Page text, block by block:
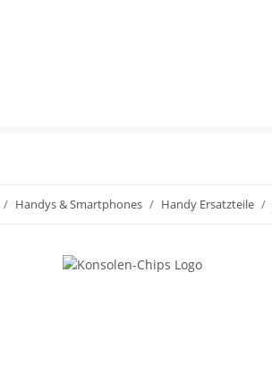
Handys & Smartphones Handy Ersatzteile